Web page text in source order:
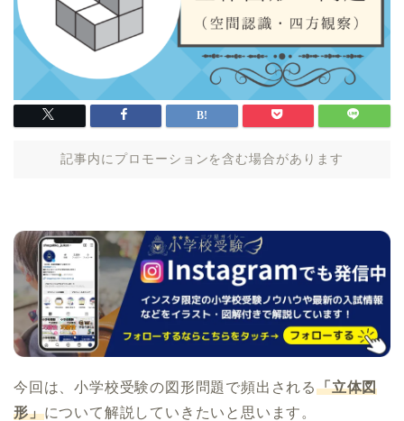
記事内にプロモーションを含む場合があります
今回は、小学校受験の図形問題で頻出される「立体図
形」について解説していきたいと思います。